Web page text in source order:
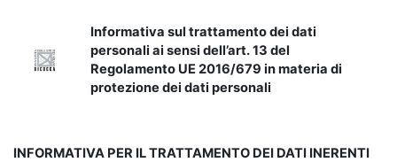
Informativa sul trattamento dei dati
personali ai sensi dell’art. 13 del
Regolamento UE 2016/679 in materia di
protezione dei dati personali
INFORMATIVA PER IL TRATTAMENTO DEI DATI INERENTI